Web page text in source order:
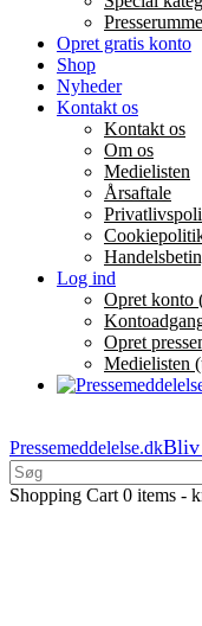
Opret gratis konto
Shop
Nyheder
Kontakt os
Kontakt os
Om os
Medielisten
Årsaftale
Log ind
Opret konto
Opret
Medielisten
Pressemeddelelse.dkBliv
Shopping Cart 0 items -